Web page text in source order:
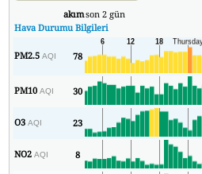
akımson 2 gün
Hava Durumu Bilgileri
PM2.5AQI 78
PM10AQI 30
O3AQI 23
NO2AQI 8